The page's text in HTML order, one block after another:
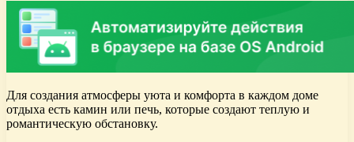
Для создания атмосферы уюта и комфорта в каждом доме
отдыха есть камин или печь, которые создают теплую и
романтическую обстановку.